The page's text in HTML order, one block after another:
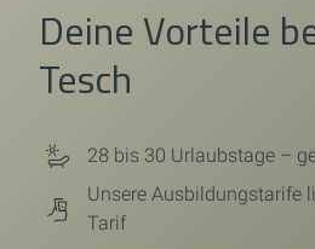
Deine Vorteile
Tesch
28 bis 30 Urlaubstage –
Unsere Ausbildungstarife
Tarif